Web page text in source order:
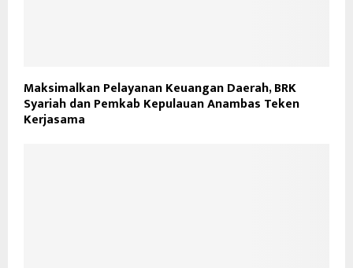
Maksimalkan Pelayanan Keuangan Daerah, BRK
Syariah dan Pemkab Kepulauan Anambas Teken
Kerjasama